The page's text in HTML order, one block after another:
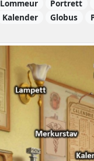
Lommeur Portrett
Kalender Globus